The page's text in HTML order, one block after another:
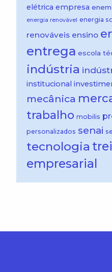
elétrica empresa enem
energia renovável energia
renováveis ensino
entrega escola
indústria
institucional
mecânica
trabalho mobilis
personalizados senai
tecnologia
empresarial